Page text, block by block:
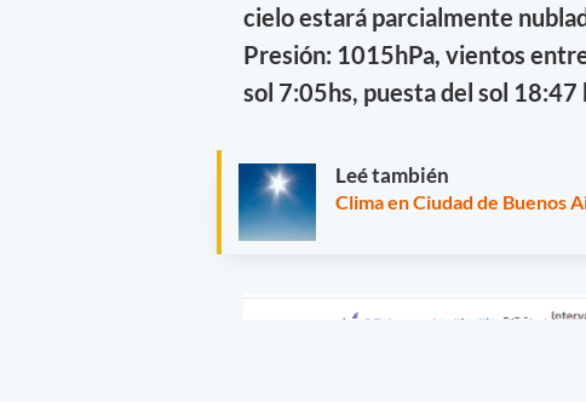
cielo estará parcialmente
Presión: 1015hPa, vientos
sol 7:05hs, puesta del sol 18:47
Leé también
Clima en Ciudad de Buenos